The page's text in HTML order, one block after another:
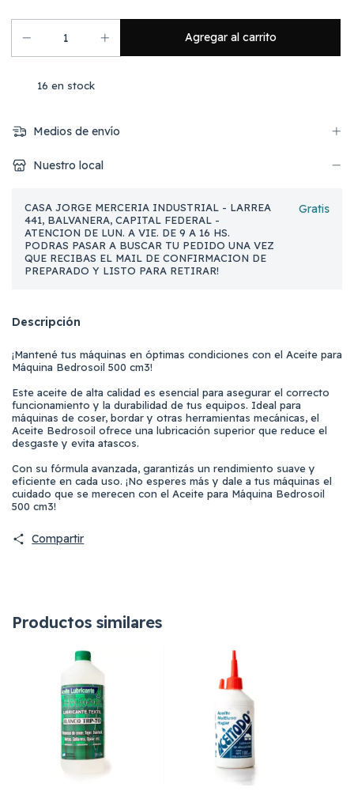
16 en stock
Medios de envío
Nuestro local
CASA JORGE MERCERIA INDUSTRIAL - LARREA
441, BALVANERA, CAPITAL FEDERAL -
ATENCION DE LUN. A VIE. DE 9 A 16 HS.
PODRAS PASAR A BUSCAR TU PEDIDO UNA VEZ
QUE RECIBAS EL MAIL DE CONFIRMACION DE
PREPARADO Y LISTO PARA RETIRAR!
Gratis
Descripción
¡Mantené tus máquinas en óptimas condiciones con el Aceite para
Máquina Bedrosoil 500 cm3!
Este aceite de alta calidad es esencial para asegurar el correcto
funcionamiento y la durabilidad de tus equipos. Ideal para
máquinas de coser, bordar y otras herramientas mecánicas, el
Aceite Bedrosoil ofrece una lubricación superior que reduce el
desgaste y evita atascos.
Con su fórmula avanzada, garantizás un rendimiento suave y
eficiente en cada uso. ¡No esperes más y dale a tus máquinas el
cuidado que se merecen con el Aceite para Máquina Bedrosoil
500 cm3!
Compartir
Productos similares